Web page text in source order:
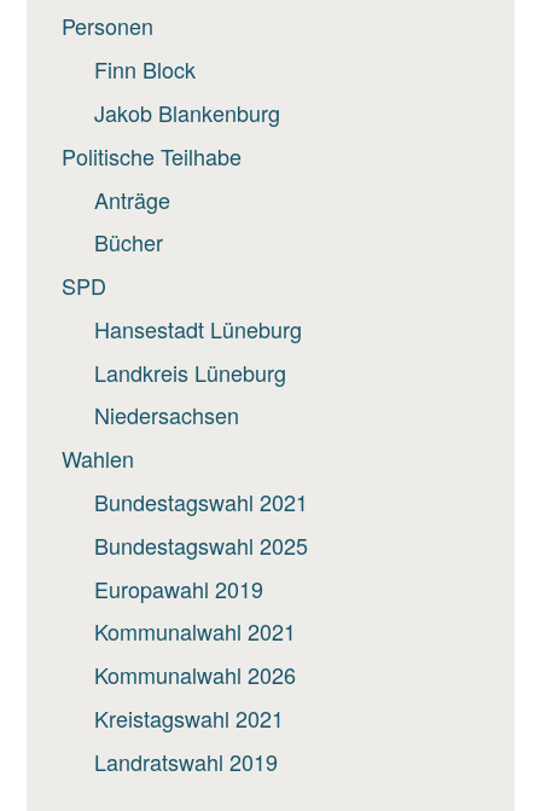
Personen
Finn Block
Jakob Blankenburg
Politische Teilhabe
Anträge
Bücher
SPD
Hansestadt Lüneburg
Landkreis Lüneburg
Niedersachsen
Wahlen
Bundestagswahl 2021
Bundestagswahl 2025
Europawahl 2019
Kommunalwahl 2021
Kommunalwahl 2026
Kreistagswahl 2021
Landratswahl 2019